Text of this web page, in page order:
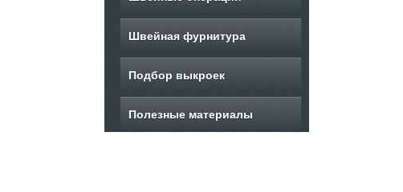
Швейная фурнитура
Подбор выкроек
Полезные материалы